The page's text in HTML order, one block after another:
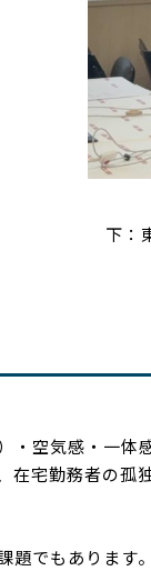
下：
空気感・一体
在宅勤務者の孤
でもあります